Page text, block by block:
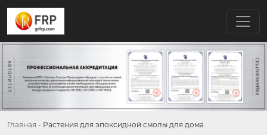
Главная - Растения для эпоксидной смолы для дома